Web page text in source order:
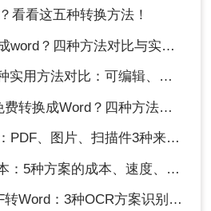
看看这五种转换方法！
种方法对比与实操指南（附详细表格）
对比：可编辑、保格式、避风险！
？四种方法对比与实操指南（附详细表格）!
图片、扫描件3种来源分别怎么处理！
方案的成本、速度、精度对比！
：3种OCR方案识别率实测！